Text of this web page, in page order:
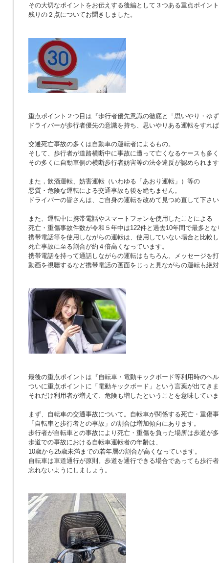
その大切なポイントをお伝えする後編として３つある重点ポイン
残りの２点についてお聞きしました。
重点ポイント２つ目は『歩行者優先意識の徹底と「思いやり・ゆ
ドライバーが歩行者優先の意識を持ち、思いやりある運転をすれ
交通死亡事故の多くは自動車の運転者によるもの。
そして、歩行者が道路横断中に事故に遭って亡くなるケースも多く
その多くに自動車側の横断歩行者妨害等の法令違反が認められま
また，飲酒運転、妨害運転（いわゆる「あおり運転」）等の
悪質・危険な運転による交通事故も後を絶ちません。
ドライバーの皆さんは、ご自身の運転を改めて見つめ直して下さ
また、運転中に携帯電話やスマートフォンを使用したことによる
死亡・重傷事故件数が令和５年中は122件と過去10年間で最多とな
携帯電話等を使用しながらの運転は、使用していない場合と比較
死亡事故に至る割合が約４倍高くなっています。
携帯電話を持って通話しながらの運転はもちろん、メッセージを
動画を視聴するなど携帯電話の画面をじっと見ながらの運転も絶
最後の重点ポイントは『自転車・電動キックボード等利用時のヘ
ついに重点ポイントに「電動キックボード」という言葉が出てき
それだけ利用者が増えて、危険も増したということを意味してい
まず、自転車の交通事故について。自転車が関係する死亡・重傷
「自転車と歩行者との事故」の割合は増加傾向にあります。
歩行者が自転車との事故により死亡・重傷を負った場所は歩道が
歩道での事故における自転車運転者の年齢は、
10歳から25歳未満までの若年層の割合が高くなっています。
自転車は車道通行が原則。歩道を通行できる場合であっても歩行
忘れないようにしましょう。